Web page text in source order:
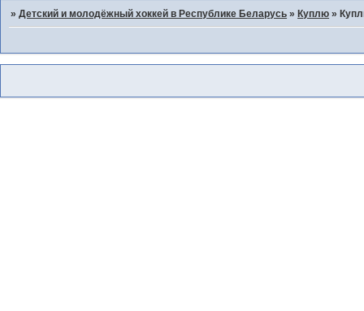
»Детский и молодёжный хоккей в Республике Беларусь »Куплю »